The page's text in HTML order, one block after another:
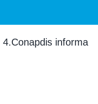
4.Conapdis informa